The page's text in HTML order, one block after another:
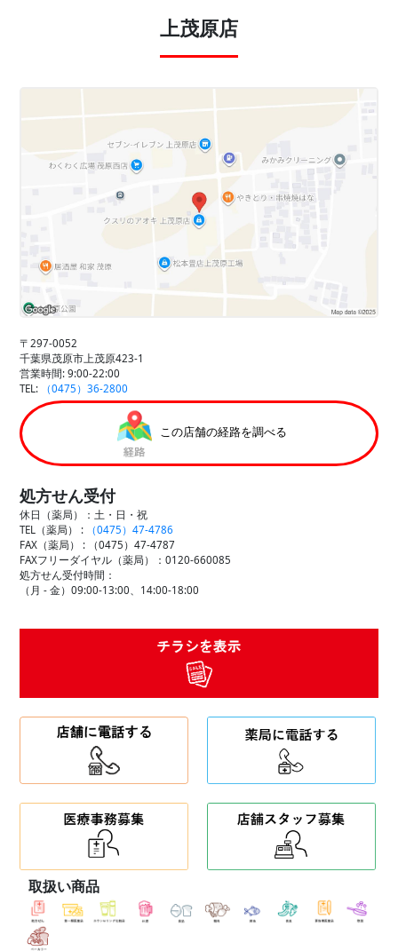
上茂原店
〒297-0052
千葉県茂原市上茂原423-1
営業時間: 9:00-22:00
TEL:
（0475）36-2800
この店舗の経路を調べる
処方せん受付
休日（薬局）：土・日・祝
TEL（薬局） :
（0475）47-4786
FAX（薬局） :
（0475）47-4787
FAXフリーダイヤル（薬局）：0120-660085
処方せん受付時間：
（月 - 金）09:00-13:00、14:00-18:00
取扱い商品